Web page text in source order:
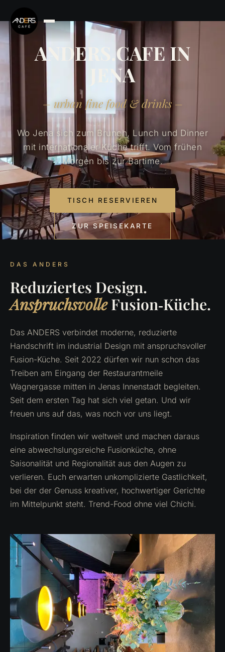
ANDERS.CAFE IN
JENA
– urban fine food & drinks –
Wo Jena sich zum Brunch, Lunch und Dinner
mit internationaler Küche trifft. Vom frühen
Morgen bis zur Bartime.
TISCH RESERVIEREN
ZUR SPEISEKARTE
DAS ANDERS
Reduziertes Design.
AnspruchsvolleFusion‑Küche.
Das ANDERS verbindet moderne, reduzierte
Handschrift im industrial Design mit anspruchsvoller
Fusion-Küche. Seit 2022 dürfen wir nun schon das
Treiben am Eingang der Restaurantmeile
Wagnergasse mitten in Jenas Innenstadt begleiten.
Seit dem ersten Tag hat sich viel getan. Und wir
freuen uns auf das, was noch vor uns liegt.
Inspiration finden wir weltweit und machen daraus
eine abwechslungsreiche Fusionküche, ohne
Saisonalität und Regionalität aus den Augen zu
verlieren. Euch erwarten unkomplizierte Gastlichkeit,
bei der der Genuss kreativer, hochwertiger Gerichte
im Mittelpunkt steht. Trend-Food ohne viel Chichi.